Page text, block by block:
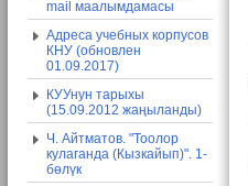
mail маалымдамасы
Адреса учебных корпусов
КНУ (обновлен
01.09.2017)
КУУнун тарыхы
(15.09.2012 жаңыланды)
Ч. Айтматов. "Тоолор
кулаганда (Кызкайып)". 1-
бөлүк